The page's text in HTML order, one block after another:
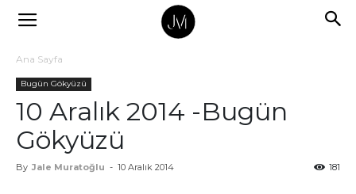
Ana Sayfa
Bugün Gökyüzü
10 Aralık 2014 -Bugün
Gökyüzü
By Jale Muratoğlu - 10 Aralık 2014 181